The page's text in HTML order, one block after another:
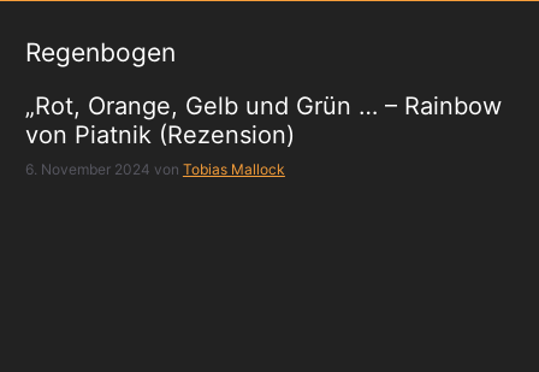
Regenbogen
„Rot, Orange, Gelb und Grün … – Rainbow
von Piatnik (Rezension)
6. November 2024 von Tobias Mallock